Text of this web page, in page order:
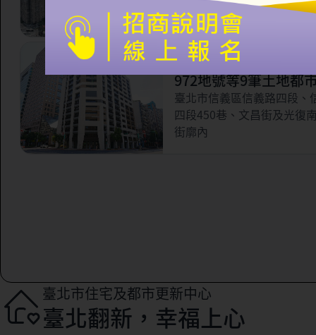
路以北所圍之部分街廓範圍
臺北市信義區三興段
972地號等9筆土地都
案
臺北市信義區信義路四段、
四段450巷、文昌街及光復
街廓內
臺北市住宅及都市更新中心
臺北翻新，幸福上心